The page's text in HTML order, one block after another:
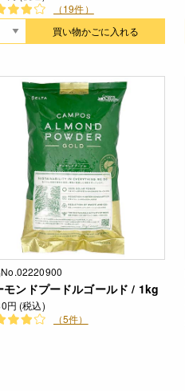
（19件）
買い物かごに入れる
モンドプードルゴールド / 1kg
円 (税込)
（5件）